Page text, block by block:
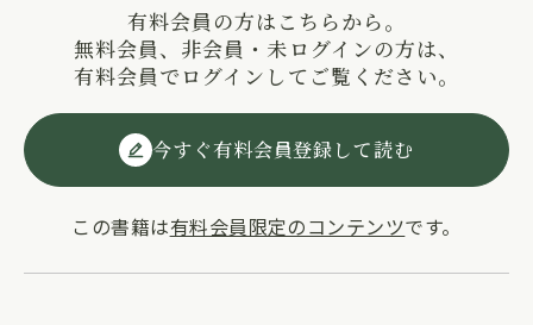
有料会員の方はこちらから。
無料会員、非会員・未ログインの方は、
有料会員でログインしてご覧ください。
今すぐ有料会員登録して読む
この書籍は有料会員限定のコンテンツです。